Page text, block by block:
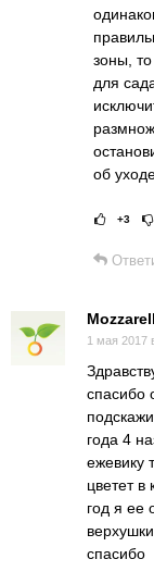
зоны,
для
об
+3
1 мая 2017
спасибо
года 4
ежевику
цветет в
год я ее
спасибо